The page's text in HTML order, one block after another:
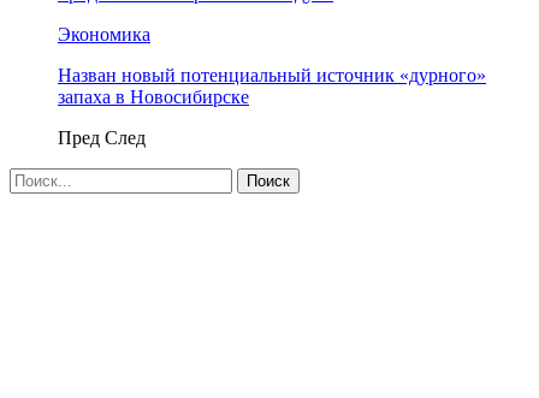
Экономика
Назван новый потенциальный источник «дурного»
запаха в Новосибирске
Пред След